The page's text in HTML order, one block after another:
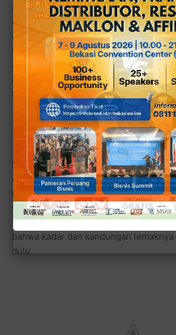
diceritakan oleh Agus, bahwa Warung
dikunjungi oleh tokoh-tokoh
caleg dan mereka sering sekali datang
tiga mobil sekali berkunjung. Sehingga
Anda bertandang ke warung Bakso
akan banyak Anda dapati tempelan
tembok belakang ruangan.
Bagaimana dengan baksonya?
dan cicipan yang saya lakukan, urat
begitu kuat terasa tidak terlalu keras
utuh saya menilai bakso bikinan
terbilang nikmat dan sesuai dengan
bahwa kadar dan kandungan
dulu.